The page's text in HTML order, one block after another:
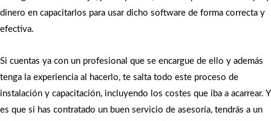
dinero en capacitarlos para usar dicho software de forma correcta y
efectiva.
Si cuentas ya con un profesional que se encargue de ello y además
tenga la experiencia al hacerlo, te salta todo este proceso de
instalación y capacitación, incluyendo los costes que iba a acarrear. Y
es que si has contratado un buen servicio de asesoría, tendrás a un